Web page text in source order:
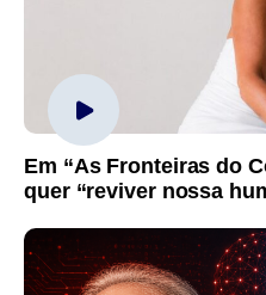
Em “As Fronteiras do
quer “reviver nossa